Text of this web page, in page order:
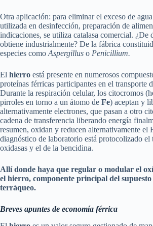
Otra aplicación: para eliminar el exceso de
utilizada en desinfección, preparación de
indicaciones, se utiliza catalasa comercial. ¿De
obtiene industrialmente? De la fábrica
especies como Aspergillus o Penicillium.
El hierro está presente en numerosos
proteínas férricas participantes en el transporte
Durante la respiración celular, los citocromos
pirroles en torno a un átomo de Fe) aceptan y
alternativamente electrones, que pasan a otro
cadena de transferencia liberando energía
resumen, oxidan y reducen alternativamente el
diagnóstico de laboratorio está protocolizado el
oxidasas y el de la bencidina.
Allí donde haya que regular o modular el
el hierro, componente principal del
terráqueo.
Breves apuntes de economía férrica